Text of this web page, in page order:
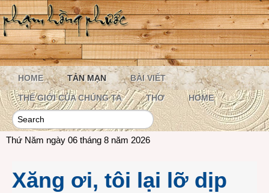
HOME TẢN MẠN BÀI VIẾT
THẾ GIỚI CỦA CHÚNG TA THƠ HOME
Thứ Năm ngày 06 tháng 8 năm 2026
Xăng ơi, tôi lại lỡ dịp